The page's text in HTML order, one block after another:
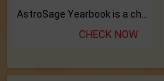
CHECK NOW